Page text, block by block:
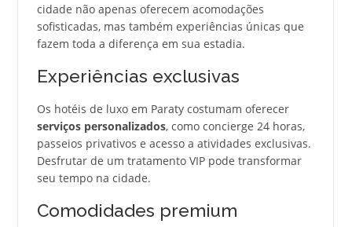
cidade não apenas oferecem acomodações
sofisticadas, mas também experiências únicas que
fazem toda a diferença em sua estadia.
Experiências exclusivas
Os hotéis de luxo em Paraty costumam oferecer
serviços personalizados, como concierge 24 horas,
passeios privativos e acesso a atividades exclusivas.
Desfrutar de um tratamento VIP pode transformar
seu tempo na cidade.
Comodidades premium